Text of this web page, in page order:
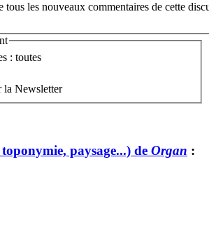
tous les nouveaux commentaires de cette
: toutes
la Newsletter
paysage...) de Organ :